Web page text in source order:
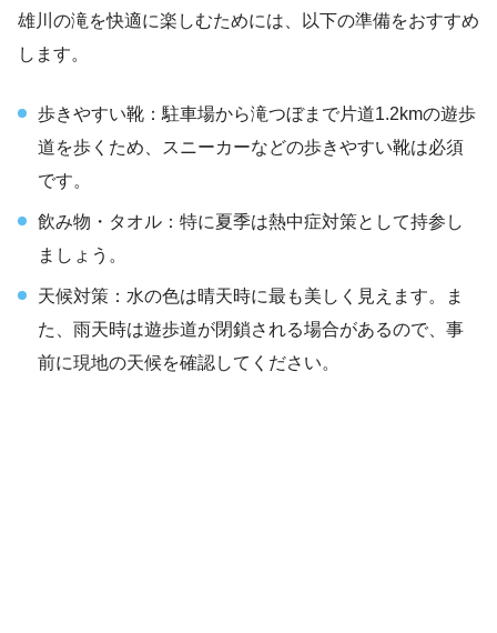
雄川の滝を快適に楽しむためには、以下の準備をおすすめ
します。
歩きやすい靴：駐車場から滝つぼまで片道1.2kmの遊歩
道を歩くため、スニーカーなどの歩きやすい靴は必須
です。
飲み物・タオル：特に夏季は熱中症対策として持参し
ましょう。
天候対策：水の色は晴天時に最も美しく見えます。ま
た、雨天時は遊歩道が閉鎖される場合があるので、事
前に現地の天候を確認してください。